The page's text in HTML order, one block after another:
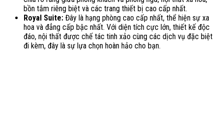
bồn tắm riêng biệt và các trang thiết bị cao cấp nhất.
Royal Suite: Đây là hạng phòng cao cấp nhất, thể hiện sự xa
hoa và đẳng cấp bậc nhất. Với diện tích cực lớn, thiết kế độc
đáo, nội thất được chế tác tinh xảo cùng các dịch vụ đặc biệt
đi kèm, đây là sự lựa chọn hoàn hảo cho bạn.